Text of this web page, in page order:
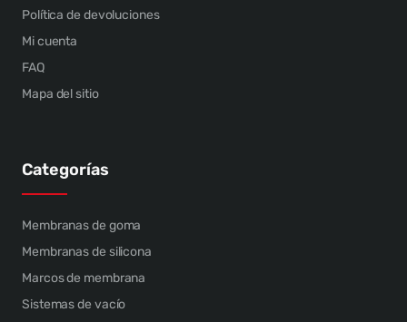
Política de devoluciones
Mi cuenta
FAQ
Mapa del sitio
Categorías
Membranas de goma
Membranas de silicona
Marcos de membrana
Sistemas de vacío